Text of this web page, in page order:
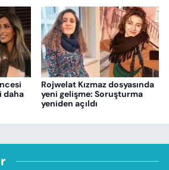
daha
Rojwelat Kızmaz dosyasında
yeni gelişme: Soruşturma
yeniden açıldı